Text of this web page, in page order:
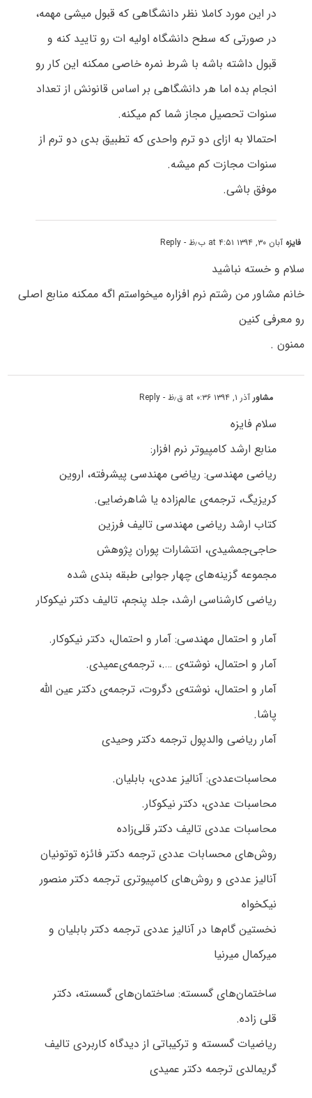
در این مورد کاملا نظر دانشگاهی که قبول میشی مهمه،
در صورتی که سطح دانشگاه اولیه ات رو تایید کنه و
قبول داشته باشه با شرط نمره خاصی ممکنه این کار رو
انجام بده اما هر دانشگاهی بر اساس قانونش از تعداد
سنوات تحصیل مجاز شما کم میکنه.
احتمالا به ازای دو ترم واحدی که تطبیق بدی دو ترم از
سنوات مجازت کم میشه.
موفق باشی.
فایزه آبان ۳۰, ۱۳۹۴ at ۴:۵۱ ب٫ظ - Reply
سلام و خسته نباشید
خانم مشاور من رشتم نرم افزاره میخواستم اگه ممکنه منابع اصلی
رو معرفی کنین
ممنون .
مشاورآذر ۱, ۱۳۹۴ at ۰:۳۶ ق٫ظ - Reply
سلام فایزه
منابع ارشد کامپیوتر نرم افزار:
ریاضی مهندسی: ریاضی مهندسی پیشرفته، اروین
کریزیگ، ترجمه‌ی عالم‌زاده یا شاهرضایی.
کتاب ارشد ریاضی مهندسی تالیف فرزین
حاجی‌جمشیدی، انتشارات پوران پژوهش
مجموعه گزینه‌های چهار جوابی طبقه بندی شده
ریاضی کارشناسی ارشد، جلد پنجم، تالیف دکتر نیکوکار
آمار و احتمال مهندسی: آمار و احتمال، دکتر نیکوکار.
آمار و احتمال، نوشته‌ی ….، ترجمه‌ی‌عمیدی.
آمار و احتمال، نوشته‌ی دگروت، ترجمه‌ی دکتر عین الله
پاشا.
آمار ریاضی والدپول ترجمه دکتر وحیدی
محاسبات‌عددی: آنالیز عددی، بابلیان.
محاسبات عددی، دکتر نیکوکار.
محاسبات عددی تالیف دکتر قلی‌زاده
روش‌های محسابات عددی ترجمه دکتر فائزه توتونیان
آنالیز عددی و روش‌های کامپیوتری ترجمه دکتر منصور
نیکخواه
نخستین گام‌ها در آنالیز عددی ترجمه دکتر بابلیان و
میرکمال میرنیا
ساختمان‌های گسسته: ساختمان‌های گسسته، دکتر
قلی زاده.
ریاضیات گسسته و ترکیباتی از دیدگاه کاربردی تالیف
گریمالدی ترجمه دکتر عمیدی